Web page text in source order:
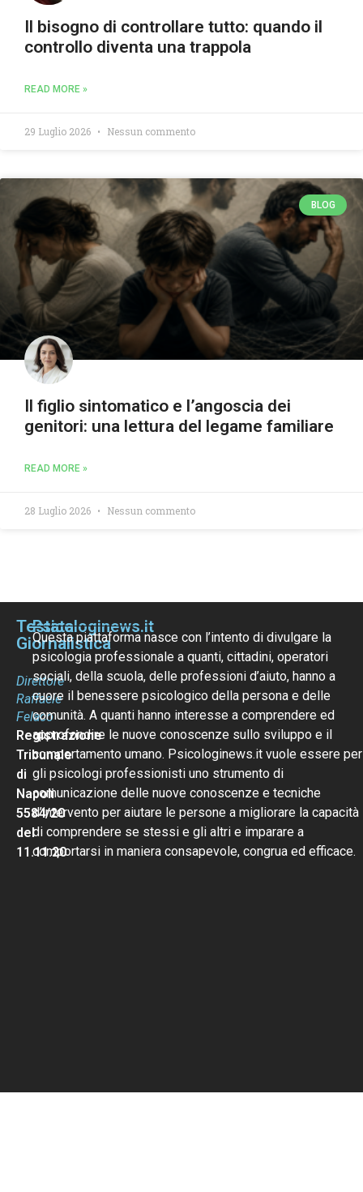
Il bisogno di controllare tutto: quando il
controllo diventa una trappola
READ MORE »
29 Luglio 2026 Nessun commento
BLOG
Il figlio sintomatico e l’angoscia dei
genitori: una lettura del legame familiare
READ MORE »
28 Luglio 2026 Nessun commento
Testata
Giornalistica
Direttore
Raffaele
Felaco
Registrazione
Tribunale
di
Napoli
5584/20
del
11.11.20
Psicologinews.it
Questa piattaforma nasce con l’intento di divulgare la
psicologia professionale a quanti, cittadini, operatori
sociali, della scuola, delle professioni d’aiuto, hanno a
cuore il benessere psicologico della persona e delle
comunità. A quanti hanno interesse a comprendere ed
approfondire le nuove conoscenze sullo sviluppo e il
comportamento umano. Psicologinews.it vuole essere per
gli psicologi professionisti uno strumento di
comunicazione delle nuove conoscenze e tecniche
d’intervento per aiutare le persone a migliorare la capacità
di comprendere se stessi e gli altri e imparare a
comportarsi in maniera consapevole, congrua ed efficace.